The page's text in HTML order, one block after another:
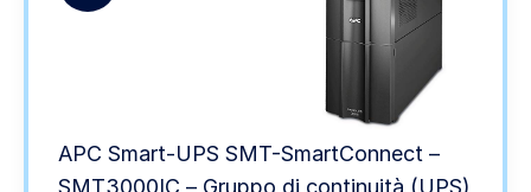
APC Smart-UPS SMT-SmartConnect –
SMT3000IC – Gruppo di continuità (UPS)